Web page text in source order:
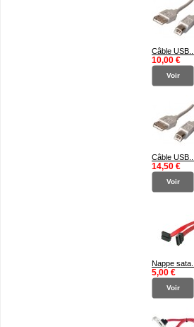
Câble USB...
10,00 €
Voir
Câble USB...
14,50 €
Voir
Nappe sata...
5,00 €
Voir